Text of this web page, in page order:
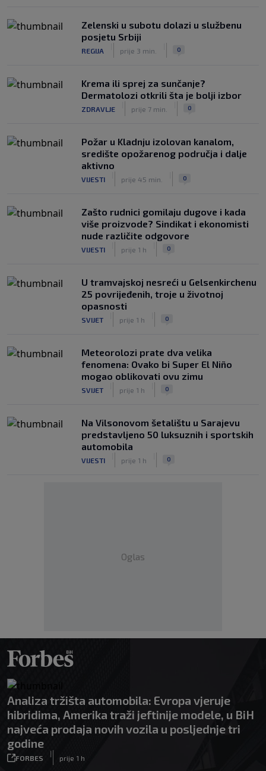
Zelenski u subotu dolazi u službenu
posjetu Srbiji
REGIJA prije 3 min. 0
Krema ili sprej za sunčanje?
Dermatolozi otkrili šta je bolji izbor
ZDRAVLJE prije 7 min. 0
Požar u Kladnju izolovan kanalom,
središte opožarenog područja i dalje
aktivno
VIJESTI prije 45 min. 0
Zašto rudnici gomilaju dugove i kada
više proizvode? Sindikat i ekonomisti
nude različite odgovore
VIJESTI prije 1 h 0
U tramvajskoj nesreći u Gelsenkirchenu
25 povrijeđenih, troje u životnoj
opasnosti
SVIJET prije 1 h 0
Meteorolozi prate dva velika
fenomena: Ovako bi Super El Niño
mogao oblikovati ovu zimu
SVIJET prije 1 h 0
Na Vilsonovom šetalištu u Sarajevu
predstavljeno 50 luksuznih i sportskih
automobila
VIJESTI prije 1 h 0
Oglas
Analiza tržišta automobila: Evropa vjeruje
hibridima, Amerika traži jeftinije modele, u BiH
najveća prodaja novih vozila u posljednje tri
godine
FORBES
|
prije 1 h